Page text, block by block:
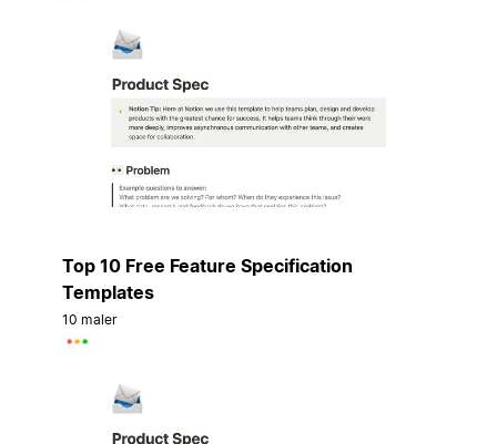
Top 10 Free Feature Specification
Templates
10 maler